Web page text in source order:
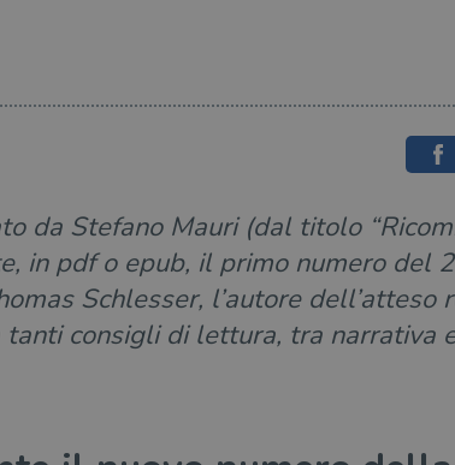
da Stefano Mauri (dal titolo
in pdf o epub, il primo numero del
Schlesser, l’autore dell’atteso
tanti consigli di lettura, tra narrativa